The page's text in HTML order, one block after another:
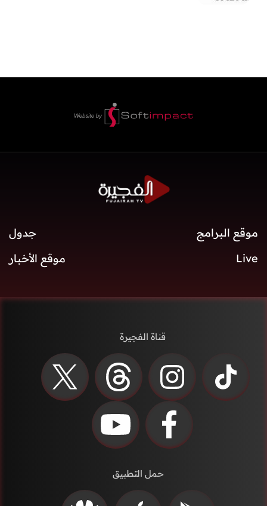
موقع البرامج
جدول
Live
موقع الأخبار
قناة الفجيرة
حمل التطبيق